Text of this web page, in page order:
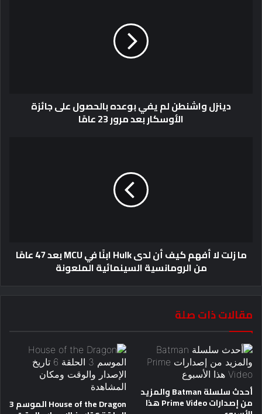
دينزل واشنطن لم يفي بوعده بالحصول على جائزة
الأوسكار بعد مرور 23 عامًا
ما زلت لا أفهم كيف أن لدى Hulk ابنًا في MCU بعد 47 عامًا
من الرومانسية السينمائية الملعونة
مقالات ذات صلة
أحدث سلسلة Batman والمزيد
من إصدارات Prime Video هذا House of the Dragon الموسم 3